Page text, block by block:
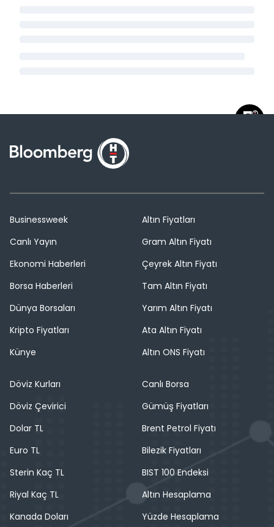
Businessweek
Canlı Yayın
Ekonomi Haberleri
Borsa Haberleri
Dünya Borsaları
Kripto Fiyatları
Künye
Altın Fiyatları
Gram Altın Fiyatı
Çeyrek Altın Fiyatı
Tam Altın Fiyatı
Yarım Altın Fiyatı
Ata Altın Fiyatı
Altın ONS Fiyatı
Döviz Kurları
Döviz Çevirici
Dolar TL
Euro TL
Sterin Kaç TL
Riyal Kaç TL
Kanada Doları
Canlı Borsa
Gümüş Fiyatları
Brent Petrol Fiyatı
Bilezik Fiyatları
BIST 100 Endeksi
Altın Hesaplama
Yüzde Hesaplama